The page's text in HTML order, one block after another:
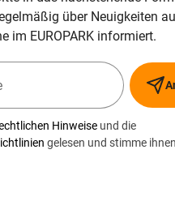
über Neuigkeiten
im EUROPARK informiert.
Hinweise und die
gelesen und stimme